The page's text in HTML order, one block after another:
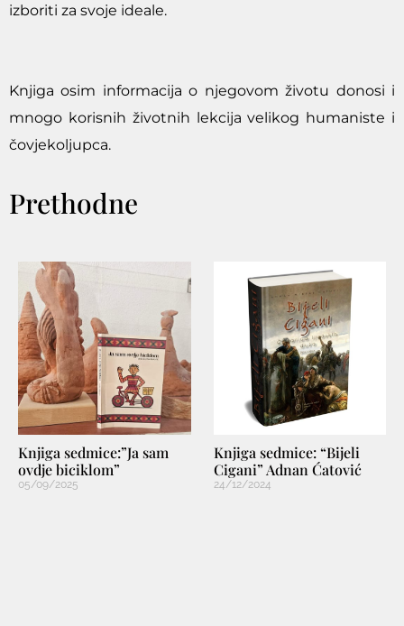
izboriti za svoje ideale.
Knjiga osim informacija o njegovom životu donosi i
mnogo korisnih životnih lekcija velikog humaniste i
čovjekoljupca.
Prethodne
Knjiga sedmice:”Ja sam
ovdje biciklom”
05/09/2025
Knjiga sedmice: “Bijeli
Cigani” Adnan Ćatović
24/12/2024